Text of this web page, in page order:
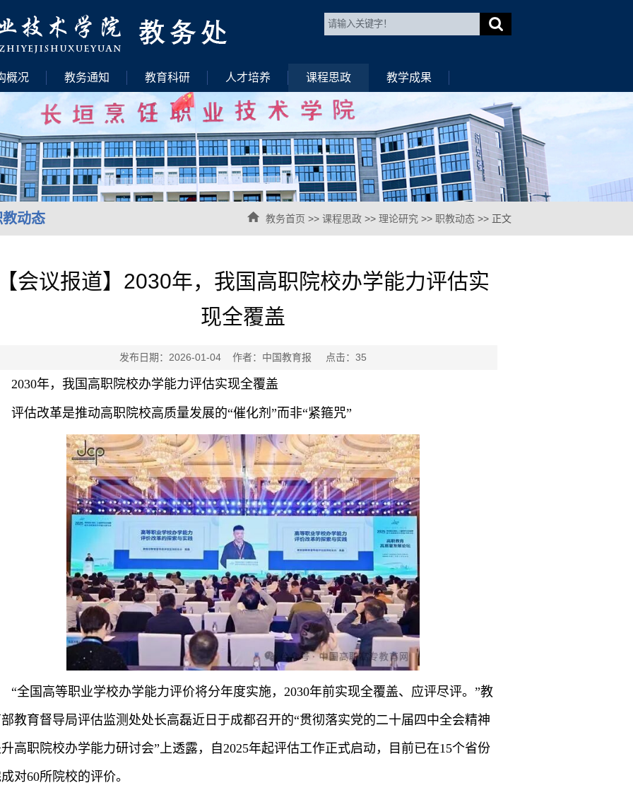
概况 教务通知 教育科研 人才培养 课程思政 教学成果
教动态 教务首页 >> 课程思政 >> 理论研究 >> 职教动态 >> 正文
会议报道】2030年，我国高职院校办学能力评估实
现全覆盖
发布日期：2026-01-04 作者：中国教育报 点击： 35
2030年，我国高职院校办学能力评估实现全覆盖
评估改革是推动高职院校高质量发展的“催化剂”而非“紧箍咒”
“全国高等职业学校办学能力评价将分年度实施，2030年前实现全覆盖、应评尽评。”教
教育督导局评估监测处处长高磊近日于成都召开的“贯彻落实党的二十届四中全会精神
高职院校办学能力研讨会”上透露，自2025年起评估工作正式启动，目前已在15个省份
对60所院校的评价。